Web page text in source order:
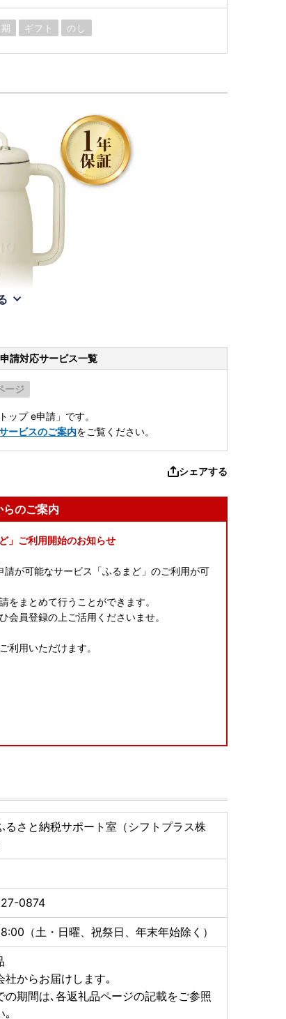
ギフト のし
請対応サービス一覧
ージ
ップ e申請」です。
ービスのご案内をご覧ください。
シェアする
のご案内
」ご利用開始のお知らせ
が可能なサービス「ふるまど」のご利用が可
をまとめて行うことができます。
員登録の上ご活用くださいませ。
利用いただけます。
可能です。
さい。
絡をお願いいたします。
るさと納税サポート室（シフトプラス株
0874
（土・日曜、祝祭日、年末年始除く）
社からお届けします｡
の期間は､各返礼品ページの記載をご参照
｡